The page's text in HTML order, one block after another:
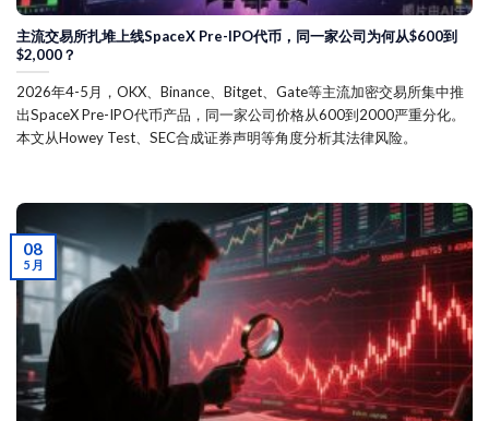
主流交易所扎堆上线SpaceX Pre-IPO代币，同一家公司为何从$600到
$2,000？
2026年4-5月，OKX、Binance、Bitget、Gate等主流加密交易所集中推
出SpaceX Pre-IPO代币产品，同一家公司价格从600到2000严重分化。
本文从Howey Test、SEC合成证券声明等角度分析其法律风险。
08
5 月